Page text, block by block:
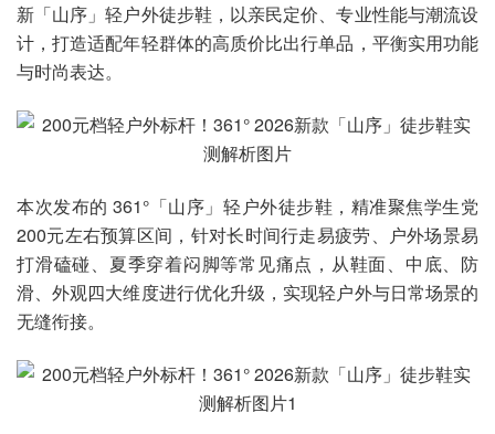
新「山序」轻户外徒步鞋，以亲民定价、专业性能与潮流设
计，打造适配年轻群体的高质价比出行单品，平衡实用功能
与时尚表达。
本次发布的 361°「山序」轻户外徒步鞋，精准聚焦学生党
200元左右预算区间，针对长时间行走易疲劳、户外场景易
打滑磕碰、夏季穿着闷脚等常见痛点，从鞋面、中底、防
滑、外观四大维度进行优化升级，实现轻户外与日常场景的
无缝衔接。